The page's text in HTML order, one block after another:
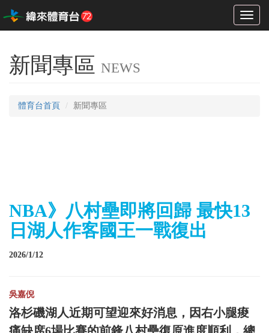
Toggle
新聞專區 NEWS
體育台首頁 新聞專區
NBA》八村壘即將回歸 最快13
日湖人作客國王一戰復出
2026/1/12
吳嘉倪
洛杉磯湖人近期可望迎來好消息，因右小腿痠